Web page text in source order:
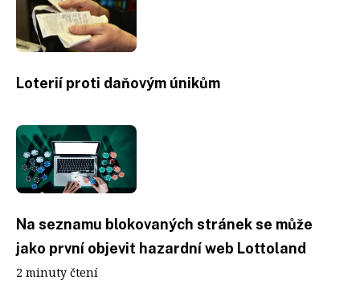
Loterií proti daňovým únikům
Na seznamu blokovaných stránek se může
jako první objevit hazardní web Lottoland
2 minuty čtení